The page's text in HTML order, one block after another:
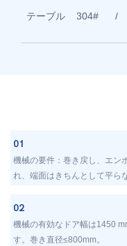
テーブル 304# /
01
機械の要件：巻き戻し、エン
れ、端面はきちんとして平ら
02
機械の有効なドア幅は1450
す。巻き直径≤800mm。